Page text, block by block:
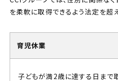
を柔軟に取得できるよう法定を超
育児休業
子どもが満2歳に達する日まで